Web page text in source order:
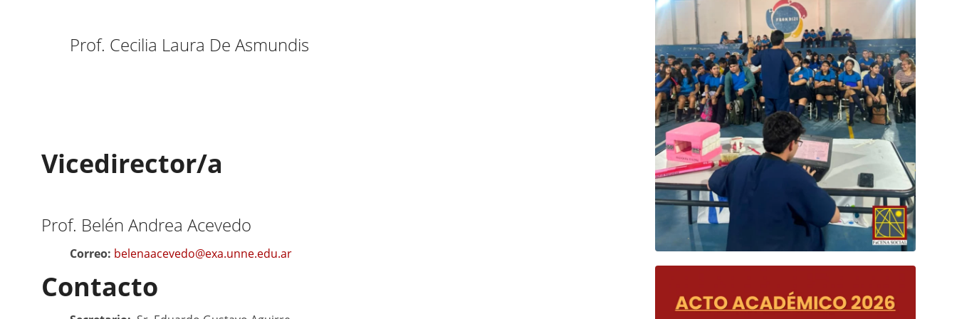
Prof. Cecilia Laura De Asmundis
Vicedirector/a
Prof. Belén AndreaAcevedo
Correo: belenaacevedo@exa.unne.edu.ar
Contacto
🤝 En el marco del proyecto FaCENA Social, realizamos un
abordaje territorial en el Colegio Secundario Frondizi,
ubicado en el barrio Molina Punta.